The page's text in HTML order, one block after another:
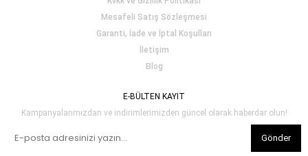
Mesafeli Satış Sözleşmesi
Garanti, İade ve İptal Koşulları
İletişim
Blog
E-BÜLTEN KAYIT
Kampanyalarımızdan ve indirimlerimizden güncel olarak haberdar olun!
Gönder